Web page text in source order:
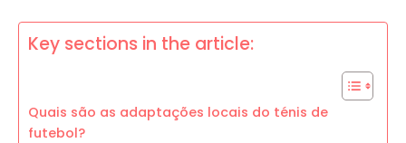
Key sections in the article:
Quais são as adaptações locais do ténis de
futebol?